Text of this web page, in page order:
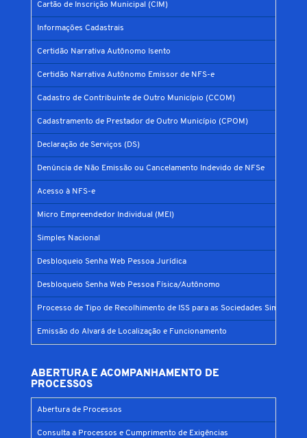
Cartão de Inscrição Municipal (CIM)
Informações Cadastrais
Certidão Narrativa Autônomo Isento
Certidão Narrativa Autônomo Emissor de NFS-e
Cadastro de Contribuinte de Outro Município (CCOM)
Cadastramento de Prestador de Outro Município (CPOM)
Declaração de Serviços (DS)
Denúncia de Não Emissão ou Cancelamento Indevido de NFSe
Acesso à NFS-e
Micro Empreendedor Individual (MEI)
Simples Nacional
Desbloqueio Senha Web Pessoa Jurídica
Desbloqueio Senha Web Pessoa Física/Autônomo
Processo de Tipo de Recolhimento de ISS para as Sociedades Simples
Emissão do Alvará de Localização e Funcionamento
ABERTURA E ACOMPANHAMENTO DE
PROCESSOS
Abertura de Processos
Consulta a Processos e Cumprimento de Exigências